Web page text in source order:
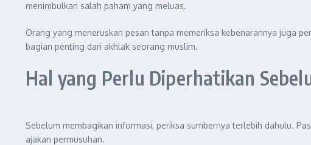
menimbulkan salah paham yang meluas.
Orang yang meneruskan pesan tanpa memeriksa kebenarannya juga
bagian penting dari akhlak seorang muslim.
Hal yang Perlu Diperhatikan
Sebelum membagikan informasi, periksa sumbernya terlebih dahulu.
ajakan permusuhan.